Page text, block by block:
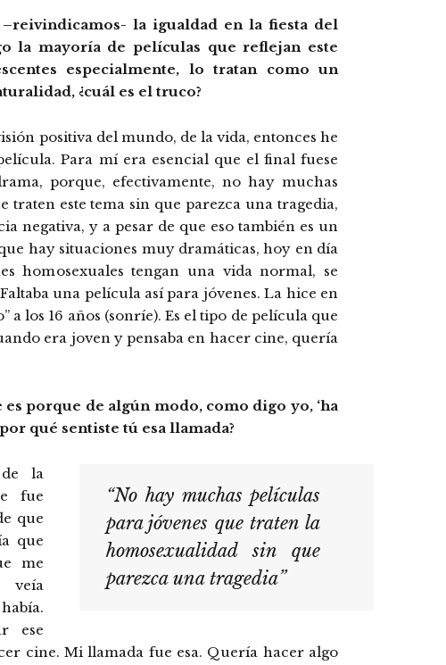
la igualdad en la fiesta del
la mayoría de películas que reflejan este
especialmente, lo tratan como un
¿cuál es el truco?
positiva del mundo, de la vida, entonces he
Para mí era esencial que el final fuese
porque, efectivamente, no hay muchas
traten este tema sin que parezca una tragedia,
negativa, y a pesar de que eso también es un
hay situaciones muy dramáticas, hoy en día
homosexuales tengan una vida normal, se
una película así para jóvenes. La hice en
a los 16 años (sonríe). Es el tipo de película que
era joven y pensaba en hacer cine, quería
porque de algún modo, como digo yo, ‘ha
qué sentiste tú esa llamada?
“No hay muchas películas
para jóvenes que traten la
homosexualidad sin que
parezca una tragedia”
la
fue
que
que
me
veía
ese
cine. Mi llamada fue esa. Quería hacer algo